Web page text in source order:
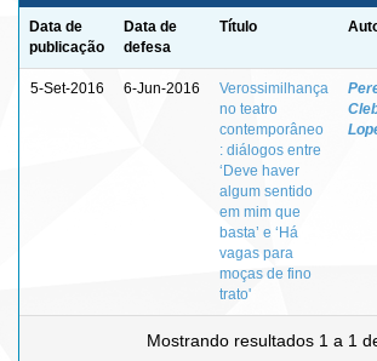
Data de
publicação
Data de
defesa
Título
5-Set-2016 6-Jun-2016
Verossimilhança
no teatro
contemporâneo
: diálogos entre
‘Deve haver
algum sentido
em mim que
basta’ e ‘Há
vagas para
moças de fino
trato'
Mostrando resultados 1 a 1